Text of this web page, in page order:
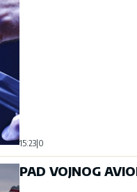
15:23 0
PAD VOJNOG